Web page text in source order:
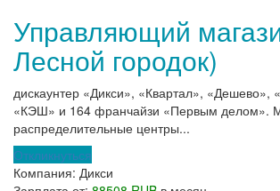
Управляющий
Лесной городок)
дискаунтер «Дикси», «Квартал», «Дешево», «
«КЭШ» и 164 франчайзи «Первым делом».
распределительные центры...
Откликнуться
Компания: Дикси